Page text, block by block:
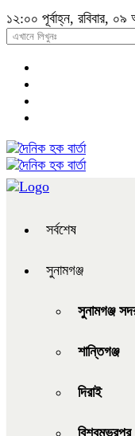
১২:০০ পূর্বাহ্ন, রবিবার,
সর্বশেষ
সুনামগঞ্জ
সুনামগঞ্জ
শান্তিগঞ্জ
দিরাই
বিশ্বম্ভরপুর